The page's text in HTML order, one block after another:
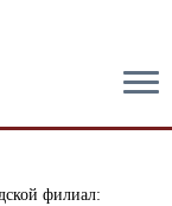
филиал: